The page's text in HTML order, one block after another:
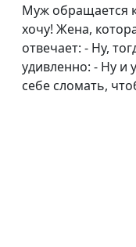
Муж обращается
хочу! Жена,
отвечает: - Ну,
удивленно: - Ну и
себе сломать,